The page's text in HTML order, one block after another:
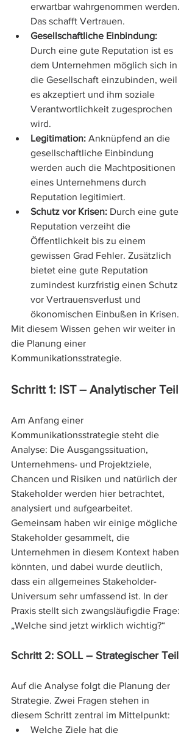
erwartbar wahrgenommen werden.
Das schafft Vertrauen.
Gesellschaftliche Einbindung:
Durch eine gute Reputation ist es
dem Unternehmen möglich sich in
die Gesellschaft einzubinden, weil
es akzeptiert und ihm soziale
Verantwortlichkeit zugesprochen
wird.
Legitimation: Anknüpfend an die
gesellschaftliche Einbindung
werden auch die Machtpositionen
eines Unternehmens durch
Reputation legitimiert.
Schutz vor Krisen: Durch eine gute
Reputation verzeiht die
Öffentlichkeit bis zu einem
gewissen Grad Fehler. Zusätzlich
bietet eine gute Reputation
zumindest kurzfristig einen Schutz
vor Vertrauensverlust und
ökonomischen Einbußen in Krisen.
Mit diesem Wissen gehen wir weiter in
die Planung einer
Kommunikationsstrategie.
Schritt 1: IST – Analytischer Teil
Am Anfang einer
Kommunikationsstrategie steht die
Analyse: Die Ausgangssituation,
Unternehmens- und Projektziele,
Chancen und Risiken und natürlich der
Stakeholder werden hier betrachtet,
analysiert und aufgearbeitet.
Gemeinsam haben wir einige mögliche
Stakeholder gesammelt, die
Unternehmen in diesem Kontext haben
könnten, und dabei wurde deutlich,
dass ein allgemeines Stakeholder-
Universum sehr umfassend ist. In der
Praxis stellt sich zwangsläufigdie Frage:
„Welche sind jetzt wirklich wichtig?“
Schritt 2: SOLL – Strategischer Teil
Auf die Analyse folgt die Planung der
Strategie. Zwei Fragen stehen in
diesem Schritt zentral im Mittelpunkt:
Welche Ziele hat die